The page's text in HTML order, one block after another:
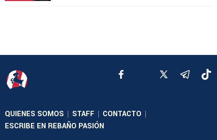
QUIENES SOMOS | STAFF | CONTACTO |
ESCRIBE EN REBAÑO PASIÓN